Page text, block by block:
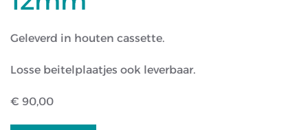
Geleverd in houten cassette.
Losse beitelplaatjes ook leverbaar.
€ 90,00